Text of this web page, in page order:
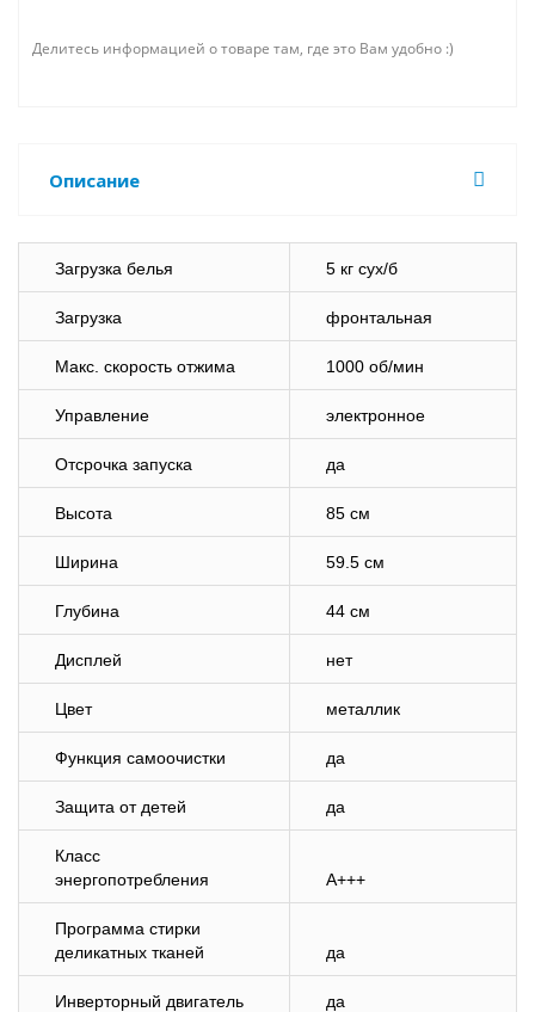
Делитесь информацией о товаре там, где это Вам удобно :)
Описание
Загрузка белья 5 кг сух/б
Загрузка фронтальная
Макс. скорость отжима 1000 об/мин
Управление электронное
Отсрочка запуска да
Высота 85 см
Ширина 59.5 см
Глубина 44 см
Дисплей нет
Цвет металлик
Функция самоочистки да
Защита от детей да
Класс
энергопотребления
A+++
Программа стирки
деликатных тканей
да
Инверторный двигатель да